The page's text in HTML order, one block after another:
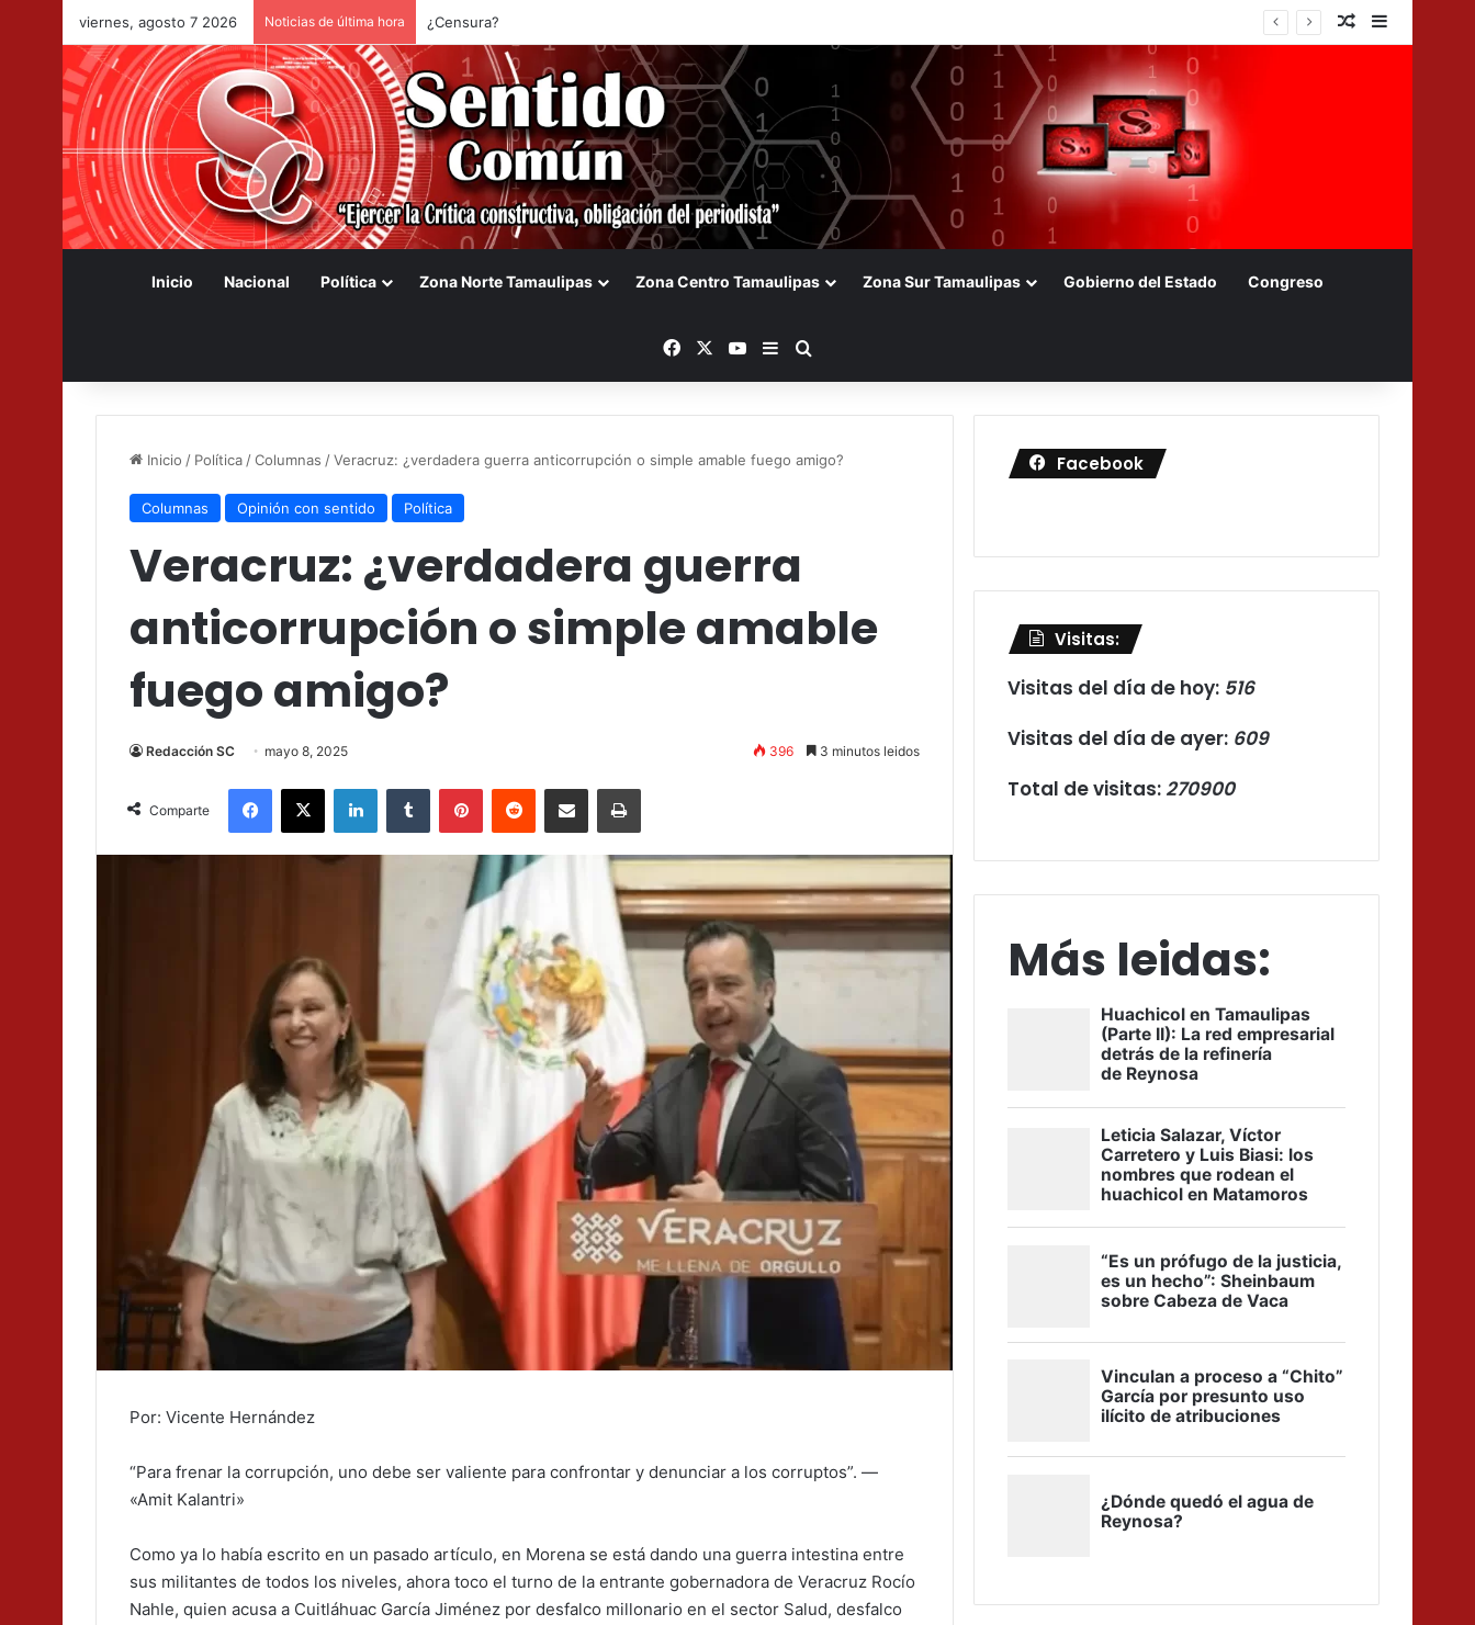
viernes, agosto 7 2026 Noticias de última hora ¿Censura? Nota aleatoria
Barra
Inicio Nacional Política Zona Norte Tamaulipas Zona Centro Tamaulipas Zona Sur Tamaulipas Gobierno del Estado Congreso
FacebookYouTubeBarra lateral
Inicio / Política /Columnas /Veracruz: ¿verdadera guerra anticorrupción o simple amable fuego amigo?
Columnas Opinión con sentido Política
Veracruz: ¿verdadera guerra
anticorrupción o simple amable
fuego amigo?
Redacción SC mayo 8, 2025 396 3 minutos leidos
Comparte
Facebook
X LinkedInTumblr PinterestReddit Compartir vía email Imprimir
Por: Vicente Hernández
“Para frenar la corrupción, uno debe ser valiente para confrontar y denunciar a los corruptos”. ―
«Amit Kalantri»
Como ya lo había escrito en un pasado artículo, en Morena se está dando una guerra intestina entre
sus militantes de todos los niveles, ahora toco el turno de la entrante gobernadora de Veracruz Rocío
Nahle, quien acusa a Cuitláhuac García Jiménez por desfalco millonario en el sector Salud, desfalco
Facebook
Visitas:
Visitas del día de hoy: 516
Visitas del día de ayer: 609
Total de visitas: 270900
Más leidas: